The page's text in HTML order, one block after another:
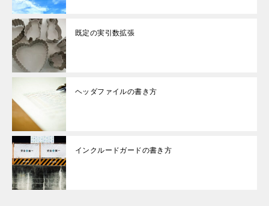
既定の実引数拡張
ヘッダファイルの書き方
インクルードガードの書き方